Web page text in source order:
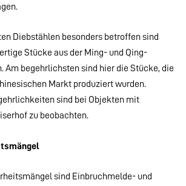
Diebstählen besonders betroffen sind
Stücke aus der Ming- und Qing-
Am begehrlichsten sind hier die Stücke, die
Markt produziert wurden.
sind bei Objekten mit
zu beobachten.
sind Einbruchmelde- und